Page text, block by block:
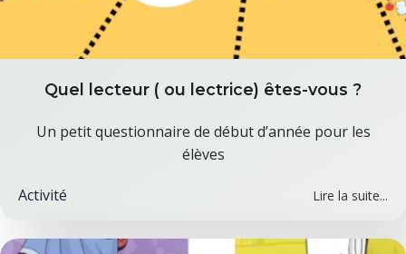
Quel lecteur ( ou lectrice) êtes-vous ?
Un petit questionnaire de début d’année pour les
élèves
Activité Lire la suite...